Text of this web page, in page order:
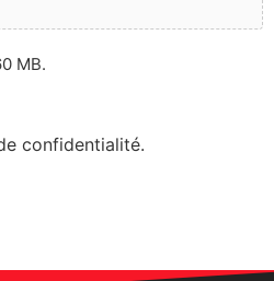
MB.
confidentialité.